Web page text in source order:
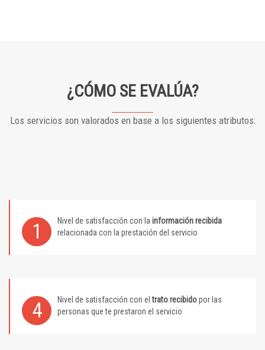
¿CÓMO SE EVALÚA?
Los servicios son valorados en base a los siguientes atributos:
1 Nivel de satisfacción con la información recibida
relacionada con la prestación del servicio
4 Nivel de satisfacción con eltrato recibidopor las
personas que te prestaron el servicio